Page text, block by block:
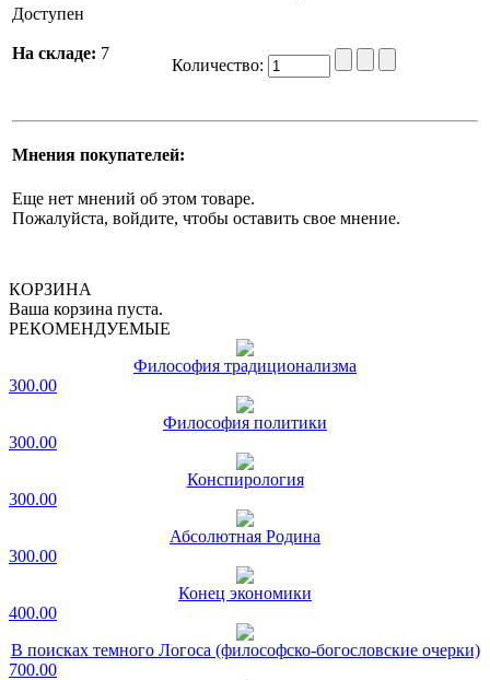
Доступен
На складе: 7
Количество:
Мнения покупателей:
Еще нет мнений об этом товаре.
Пожалуйста, войдите, чтобы оставить свое мнение.
КОРЗИНА
Ваша корзина пуста.
РЕКОМЕНДУЕМЫЕ
Философия традиционализма
300.00
Философия политики
300.00
Конспирология
300.00
Абсолютная Родина
300.00
Конец экономики
400.00
В поисках темного Логоса (философско-богословские очерки)
700.00